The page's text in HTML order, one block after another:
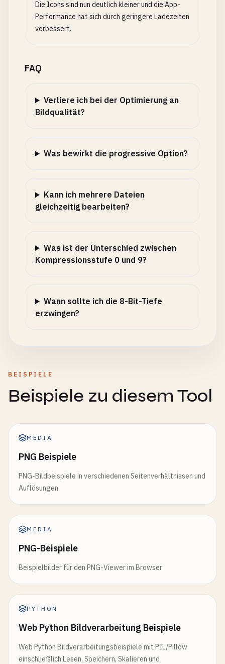
Die Icons sind nun deutlich kleiner und die App-
Performance hat sich durch geringere Ladezeiten
verbessert.
FAQ
Verliere ich bei der Optimierung an
Bildqualität?
Was bewirkt die progressive Option?
Kann ich mehrere Dateien
gleichzeitig bearbeiten?
Was ist der Unterschied zwischen
Kompressionsstufe 0 und 9?
Wann sollte ich die 8-Bit-Tiefe
erzwingen?
BEISPIELE
Beispiele zu diesem Tool
MEDIA
PNG Beispiele
PNG-Bildbeispiele in verschiedenen Seitenverhältnissen und
Auflösungen
MEDIA
PNG-Beispiele
Beispielbilder für den PNG-Viewer im Browser
PYTHON
Web Python Bildverarbeitung Beispiele
Web Python Bildverarbeitungsbeispiele mit PIL/Pillow
einschließlich Lesen, Speichern, Skalieren und